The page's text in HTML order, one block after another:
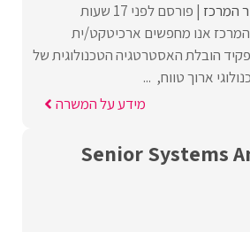
המרכז פורסם לפני 17 שעות
המרכז אנו מחפשים ארכיטקט/ית
הובלת האסטרטגיה הטכנולוגית של
ארוך טווח, ...
מידע על המשרה
Senior Systems